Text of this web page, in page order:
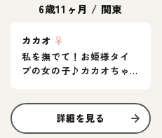
6歳11ヶ月 / 関東
カカオ ♀
私を撫でて！お姫様タイ
プの女の子♪カカオちゃ
詳細を見る